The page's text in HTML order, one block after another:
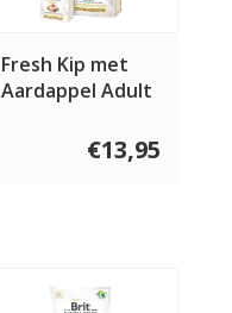
Fresh Kip met
Aardappel Adult
€13,95